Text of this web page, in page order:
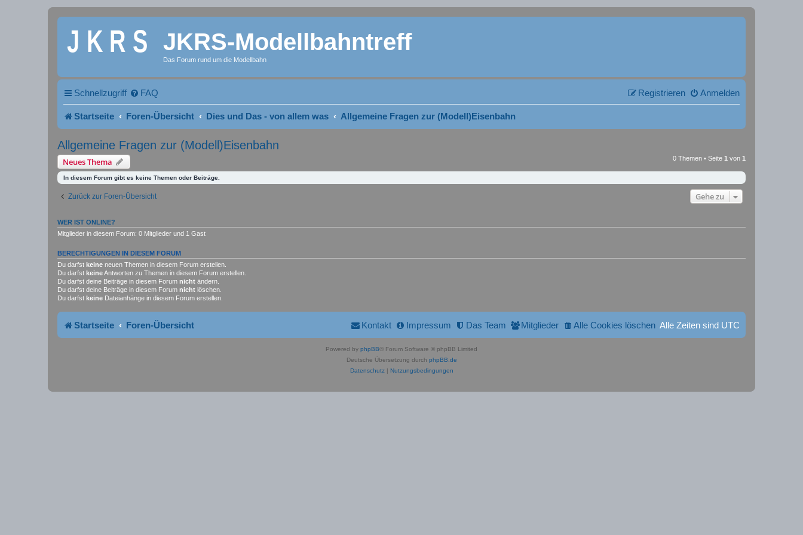
JKRS-Modellbahntreff
Das Forum rund um die Modellbahn
Schnellzugriff FAQ Anmelden
Registrieren
Startseite Foren-Übersicht Dies und Das - von allem was Allgemeine Fragen zur (Modell)Eisenbahn
Allgemeine Fragen zur (Modell)Eisenbahn
Neues Thema 0 Themen • Seite 1 von 1
In diesem Forum gibt es keine Themen oder Beiträge.
Zurück zur Foren-Übersicht Gehe zu
WER IST ONLINE?
Mitglieder in diesem Forum: 0 Mitglieder und 1 Gast
BERECHTIGUNGEN IN DIESEM FORUM
Du darfst keine neuen Themen in diesem Forum erstellen.
Du darfst keineAntworten zu Themen in diesem Forum erstellen.
Du darfst deine Beiträge in diesem Forum nicht ändern.
Du darfst deine Beiträge in diesem Forum nicht löschen.
Du darfst keine Dateianhänge in diesem Forum erstellen.
Startseite Foren-Übersicht Alle Zeiten sind UTC
Alle Cookies löschen
Mitglieder
Das Team
Impressum
Kontakt
Powered by phpBB® Forum Software © phpBB Limited
Deutsche Übersetzung durch phpBB.de
Datenschutz| Nutzungsbedingungen